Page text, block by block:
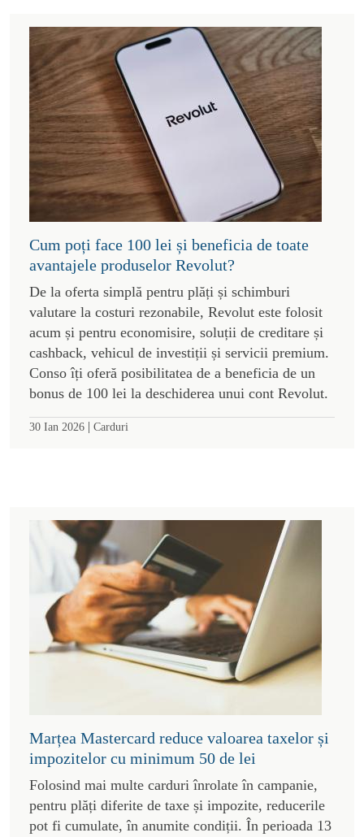
Cum poți face 100 lei și beneficia de toate
avantajele produselor Revolut?
De la oferta simplă pentru plăți și schimburi
valutare la costuri rezonabile, Revolut este folosit
acum și pentru economisire, soluții de creditare și
cashback, vehicul de investiții și servicii premium.
Conso îți oferă posibilitatea de a beneficia de un
bonus de 100 lei la deschiderea unui cont Revolut.
30 Ian 2026 | Carduri
Marțea Mastercard reduce valoarea taxelor și
impozitelor cu minimum 50 de lei
Folosind mai multe carduri înrolate în campanie,
pentru plăți diferite de taxe și impozite, reducerile
pot fi cumulate, în anumite condiții. În perioada 13